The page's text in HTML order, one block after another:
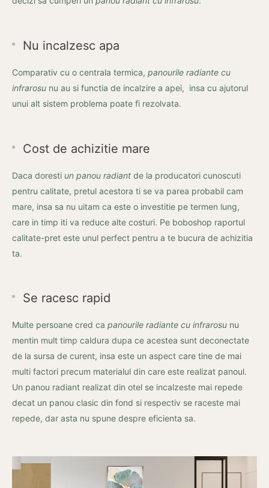
Nu incalzesc apa
Comparativ cu o centrala termica, panourile radiante cu
infrarosu nu au si functia de incalzire a apei, insa cu ajutorul
unui alt sistem problema poate fi rezolvata.
Cost de achizitie mare
Daca doresti un panou radiant de la producatori cunoscuti
pentru calitate, pretul acestora ti se va parea probabil cam
mare, insa sa nu uitam ca este o investitie pe termen lung,
care in timp iti va reduce alte costuri. Pe boboshop raportul
calitate-pret este unul perfect pentru a te bucura de achizitia
ta.
Se racesc rapid
Multe persoane cred ca panourile radiante cu infrarosu nu
mentin mult timp caldura dupa ce acestea sunt deconectate
de la sursa de curent, insa este un aspect care tine de mai
multi factori precum materialul din care este realizat panoul.
Un panou radiant realizat din otel se incalzeste mai repede
decat un panou clasic din fond si respectiv se raceste mai
repede, dar asta nu spune despre eficienta sa.